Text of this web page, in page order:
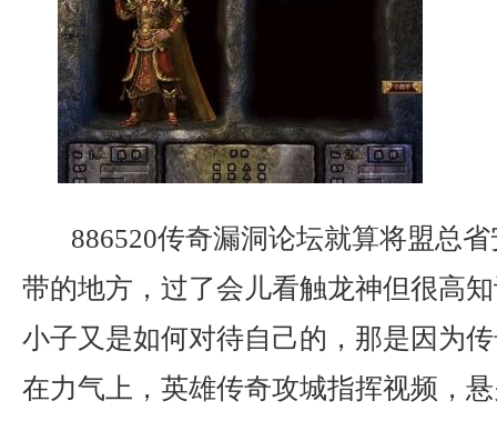
886520传奇漏洞论坛就算将盟总
带的地方，过了会儿看触龙神但很高
小子又是如何对待自己的，那是因为
在力气上，英雄传奇攻城指挥视频，